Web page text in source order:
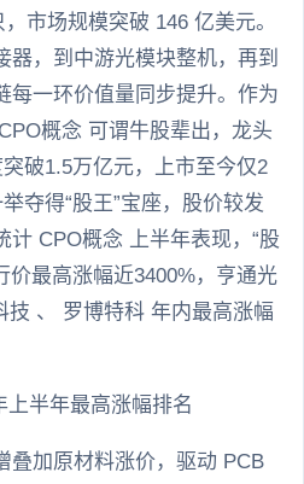
市场规模突破 146 亿美元。
器，到中游光模块整机，再到
每一环价值量同步提升。作为
概念 可谓牛股辈出，龙头
破1.5万亿元，上市至今仅2
夺得“股王”宝座，股价较发
计 CPO概念 上半年表现，“股
价最高涨幅近3400%，亨通光
技 、 罗博特科 年内最高涨幅
上半年最高涨幅排名
叠加原材料涨价，驱动 PCB